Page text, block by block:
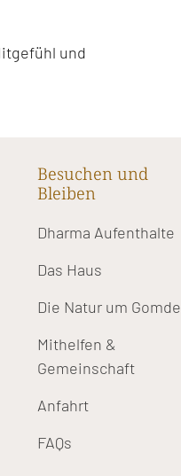
und
Besuchen und
Bleiben
Dharma Aufenthalte
Das Haus
Die Natur um Gomde
Mithelfen &
Gemeinschaft
Anfahrt
FAQs